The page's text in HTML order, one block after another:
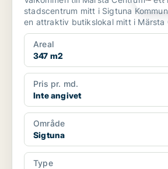
stadscentrum mitt i Sigtuna
en attraktiv butikslokal mitt i Märsta
om 347 ...
Areal
347 m2
Pris pr. md.
Inte angivet
Område
Sigtuna
Type